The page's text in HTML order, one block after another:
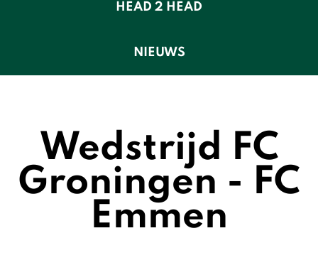
HEAD 2 HEAD
NIEUWS
Wedstrijd FC
Groningen - FC
Emmen